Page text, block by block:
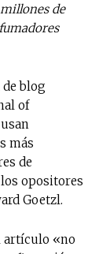
de
blog
of
más
de
opositores
Goetzl.
artículo «no